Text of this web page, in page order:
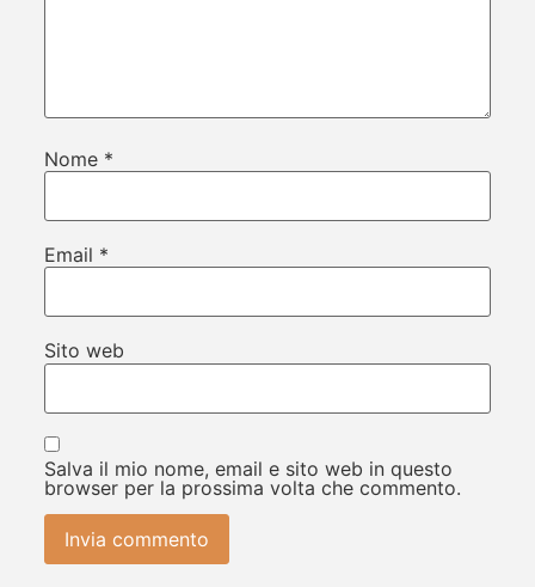
Nome *
Email *
Sito web
Salva il mio nome, email e sito web in questo
browser per la prossima volta che commento.